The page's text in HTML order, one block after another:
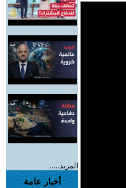
المزيد.....
أخبار عامة